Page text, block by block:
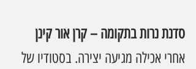
סדנת נרות בתקומה – קרן אור קינן
אחרי אכילה מגיעה יצירה. בסטודיו של